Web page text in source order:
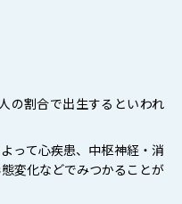
の割合で出生するといわれ
って心疾患、中枢神経・消
変化などでみつかることが